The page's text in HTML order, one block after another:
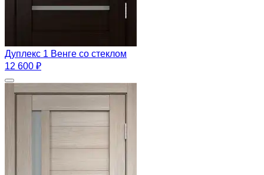
Дуплекс 1 Венге со стеклом
12 600 ₽